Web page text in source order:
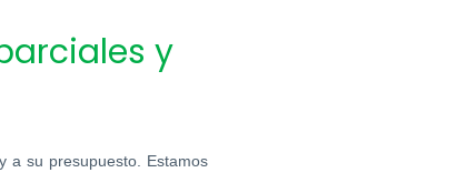
y
a su presupuesto. Estamos